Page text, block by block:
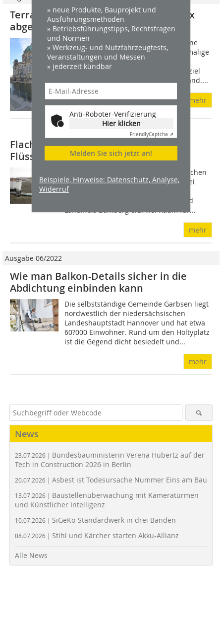
» neue Produkte, Bauprojekt und
Ausführungsmethoden
» Betriebsführungstipps, Rechtsfragen
und Normen
» Werkzeug- und Nutzfahrzeugtests,
Veranstaltungen und Messen
» jederzeit kündbar
Anti-Roboter-Verifizierung
Hier klicken
FriendlyCaptcha ⇗
Melden Sie sich jetzt an!
Beispiele, Hinweise: Datenschutz, Analyse,
Widerruf
Terrasse des Berliner Doms mit Triflex
abgedichtet
Seine traditionsreiche Geschichte, seine
besondere Architektur und seine einmalige
Lage direkt an der Spree machen den
Berliner Dom zum beliebten Ausflugsziel
von Besuchern aus dem In- und Ausland....
mehr
Flachdachsanierung mit
Flüssigabdichtung
Inmitten von großflächigen Grünbereichen
an der Hans-Böckler-Straße bieten drei
parallele Gebäuderiegel der
Baugenossenschaft für den Stadt- und
Landkreis Bamberg e.G. viel Raum für...
mehr
Ausgabe 06/2022
Wie man Balkon-Details sicher in die
Abdichtung einbinden kann
Die selbstständige Gemeinde Garbsen liegt
nordwestlich der niedersächsischen
Landeshauptstadt Hannover und hat etwa
60?000 Einwohner. Rund um den Höltyplatz
ist die Gegend dicht besiedelt und...
mehr
News
23.07.2026 | Bundesbauministerin Verena Hubertz auf der
Tech in Construction 2026 in Berlin
20.07.2026 | Asbest ist Todesursache Nummer Eins am Bau
13.07.2026 | Baustellenüberwachung mit Kameratürmen
und Künstlicher Intelligenz
10.07.2026 | SiGeKo-Standardwerk in drei Bänden
08.07.2026 | Stihl und Kärcher starten Akku-Allianz
Alle News